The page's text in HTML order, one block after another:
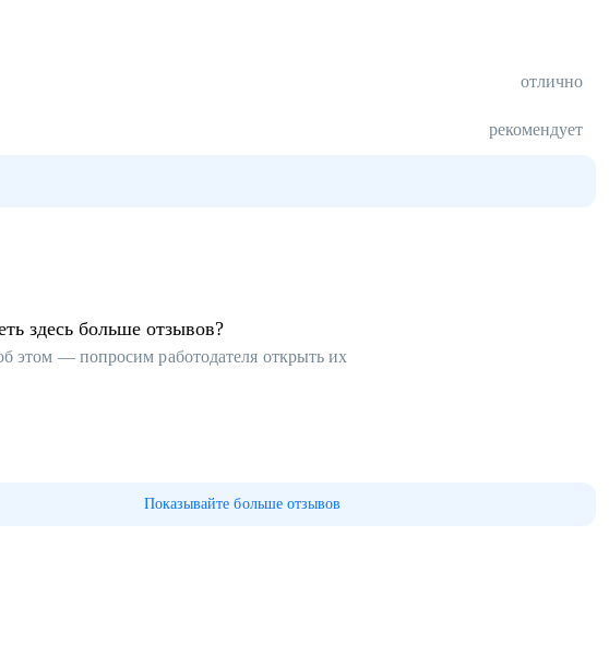
отлично
рекомендует
здесь больше отзывов?
этом — попросим работодателя открыть их
Показывайте больше отзывов